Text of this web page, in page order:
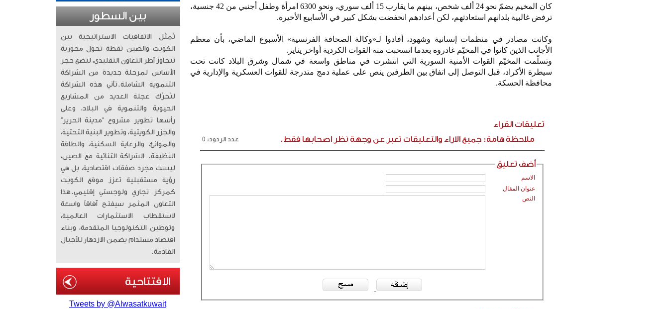
كان المخيم يضمّ نحو 24 ألف شخص، بينهم ما يقارب 15 ألف سوري، ونحو 6300 امرأة وطفل أجنبي من 42 جنسية،
ترفض غالبية بلدانهم استعادتهم، لكن أعدادهم انخفضت بشكل كبير في الأسابيع الأخيرة.
وكانت مصادر في منظمات إنسانية وشهود، أفادوا لـ«وكالة الصحافة الفرنسية» الأسبوع الماضي، بأن معظم
الأجانب الذين كانوا في المخيّم غادروه بعدما انسحبت منه القوات الكردية أواخر يناير.
وتسلّمت المخيّم القوات الأمنية السورية التي انتشرت في مناطق واسعة في شمال وشرق البلاد كانت تحت
سيطرة الأكراد، قبل التوصل إلى اتفاق بين الطرفين ينص على عملية دمج متدرجة للقوات العسكرية والإدارية في
محافظة الحسكة.
تعليقات القراء
ملاحظة هامة: جميع الاراء والتعليقات تعبر عن وجهة نظر اصحابها فقط.
عدد الردود: 0
أضف تعليق
الاسم
عنوان المقال
النص
بين السطور
تُمثّل الاتفاقيات الاستراتيجية بين
الكويت والصين نقطة تحول محورية
تتجاوز أطر التعاون التقليدي، لتضع حجر
الأساس لمرحلة جديدة من الشراكة
التنموية الشاملة. ​تأتي هذه الشراكة
لتُحرّك عجلة العديد من المشاريع
الحيوية والتنموية في البلاد، وعلى
رأسها تطوير مشروع “مدينة الحرير”
والجزر الكويتية، وتطوير البنية التحتية،
والموانئ، والرعاية السكنية، والطاقة
النظيفة. الشراكة الثنائية مع الصين،
ليست مجرد صفقات اقتصادية، بل هي
رؤية مستقبلية تعزز موقع الكويت
كمركز تجاري ولوجستي إقليمي. ​هذا
التعاون المثمر سيفتح آفاقاً واسعة
لاستقطاب الاستثمارات العالمية،
وتوطين التكنولوجيا المتقدمة، وبناء
اقتصاد مستدام يضمن الازدهار للأجيال
القادمة.
Tweets by @Alwasatkuwait